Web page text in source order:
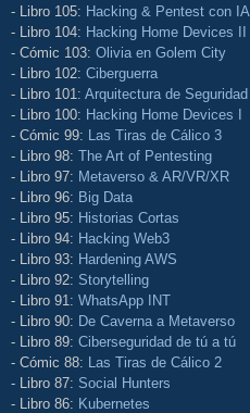
- Libro 105: Hacking & Pentest con IA
- Libro 104: Hacking Home Devices II
- Cómic 103: Olivia en Golem City
- Libro 102: Ciberguerra
- Libro 101: Arquitectura de Seguridad
- Libro 100: Hacking Home Devices I
- Cómic 99: Las Tiras de Cálico 3
- Libro 98: The Art of Pentesting
- Libro 97: Metaverso & AR/VR/XR
- Libro 96: Big Data
- Libro 95: Historias Cortas
- Libro 94: Hacking Web3
- Libro 93: Hardening AWS
- Libro 92: Storytelling
- Libro 91: WhatsApp INT
- Libro 90: De Caverna a Metaverso
- Libro 89: Ciberseguridad de tú a tú
- Cómic 88: Las Tiras de Cálico 2
- Libro 87: Social Hunters
- Libro 86: Kubernetes